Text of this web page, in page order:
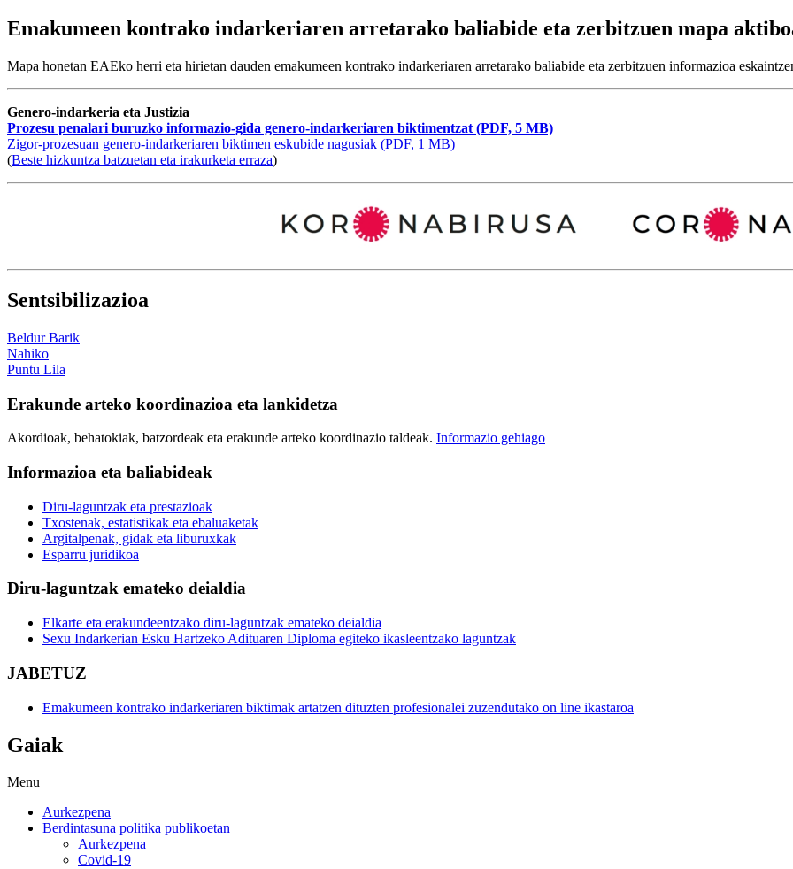
Emakumeen kontrako indarkeriaren arretarako baliabide eta zerbitzuen mapa
Mapa honetan EAEko herri eta hirietan dauden emakumeen kontrako indarkeriaren arretarako baliabide eta zerbitzuen informazioa
Genero-indarkeria eta Justizia
Prozesu penalari buruzko informazio-gida genero-indarkeriaren biktimentzat (PDF, 5 MB)
Zigor-prozesuan genero-indarkeriaren biktimen eskubide nagusiak (PDF, 1 MB)
(Beste hizkuntza batzuetan eta irakurketa erraza)
Sentsibilizazioa
Beldur Barik
Nahiko
Puntu Lila
Erakunde arteko koordinazioa eta lankidetza
Akordioak, behatokiak, batzordeak eta erakunde arteko koordinazio taldeak. Informazio gehiago
Informazioa eta baliabideak
Diru-laguntzak eta prestazioak
Txostenak, estatistikak eta ebaluaketak
Argitalpenak, gidak eta liburuxkak
Esparru juridikoa
Diru-laguntzak emateko deialdia
Elkarte eta erakundeentzako diru-laguntzak emateko deialdia
Sexu Indarkerian Esku Hartzeko Adituaren Diploma egiteko ikasleentzako laguntzak
JABETUZ
Emakumeen kontrako indarkeriaren biktimak artatzen dituzten profesionalei zuzendutako on line ikastaroa
Gaiak
Menu
Aurkezpena
Berdintasuna politika publikoetan
Aurkezpena
Covid-19